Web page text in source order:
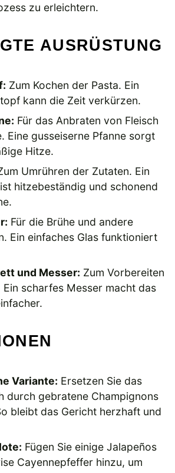
zu erleichtern.
AUSRÜSTUNG
Zum Kochen der Pasta. Ein
kann die Zeit verkürzen.
Für das Anbraten von Fleisch
Eine gusseiserne Pfanne sorgt
Hitze.
Umrühren der Zutaten. Ein
hitzebeständig und schonend
Für die Brühe und andere
Ein einfaches Glas funktioniert
und Messer: Zum Vorbereiten
Ein scharfes Messer macht das
Variante: Ersetzen Sie das
durch gebratene Champignons
bleibt das Gericht herzhaft und
Fügen Sie einige Jalapeños
Cayennepfeffer hinzu, um